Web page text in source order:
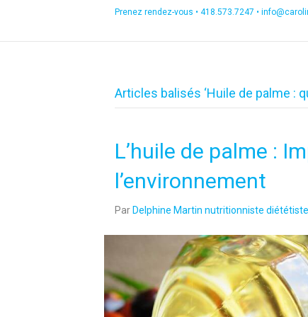
Prenez rendez-vous • 418.573.7247 •
Articles balisés ‘Huile de palme :
L’huile de palme :
l’environnement
Par Delphine Martin nutritionniste diététiste